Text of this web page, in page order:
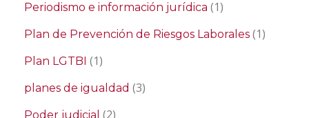
Periodismo e información jurídica (1)
Plan de Prevención de Riesgos Laborales (1)
Plan LGTBI (1)
planes de igualdad (3)
Poder judicial (2)